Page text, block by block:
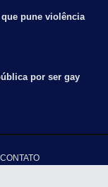
pune violência
por ser gay
CONTATO